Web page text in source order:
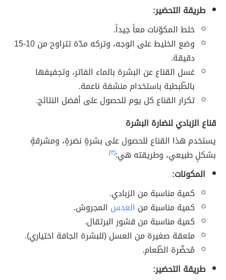
طريقة التحضير:
خلط المكوّنات معاً جيداً.
وضع الخليط على الوجه، وتركه مدّة تتراوح من 10-15
دقيقة.
غسل القناع عن البشرة بالماء الفاتر، وتجفيفها
بالطّبطبة باستخدام منشفة ناعمة.
تكرار القناع كل يوم للحصول على أفضل النتائج.
قناع الزبادي لنضارة البشرة
يستخدم هذا القناع للحصول على بشرةٍ نضرةٍ، ومشرقةٍ
بشكلٍ طبيعي، وطريقته هي:[٣]
المكونات:
كمية مناسبة من الزبادي.
كمية مناسبة من العدس المجروش.
كمية مناسبة من قشور البرتقال.
ملعقة صغيرة من العسل (للبشرة الجافة اختياري).
مُحضّرة الطّعام.
طريقة التحضير: